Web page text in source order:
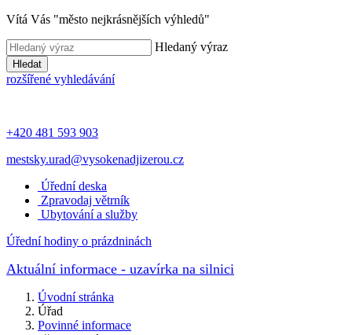
Vítá Vás "město nejkrásnějších výhledů"
Hledaný výraz
Hledat
rozšířené vyhledávání
+420 481 593 903
mestsky.urad@vysokenadjizerou.cz
Úřední deska
Zpravodaj větrník
Ubytování a služby
Úřední hodiny o prázdninách
Aktuální informace - uzavírka na silnici
Úvodní stránka
Úřad
Povinné informace